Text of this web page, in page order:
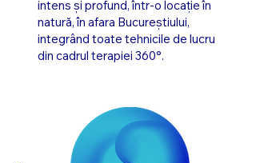
intens și profund, într-o locație în
natură, în afara Bucureștiului,
integrând toate tehnicile de lucru
din cadrul terapiei 360°.